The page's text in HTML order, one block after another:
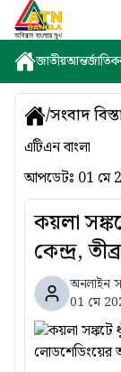
জাতীয়আন্তর্জাতিক
/সংবাদ
এটিএন বাংলা
আপডেটঃ 01 মে
কয়লা
কেন্দ্র,
অনলাইন
01 মে